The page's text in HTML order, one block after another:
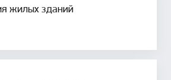
жилых зданий